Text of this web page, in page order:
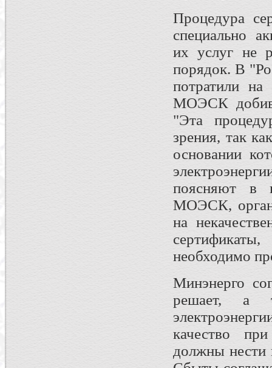
Процедура
специально
их услуг не
порядок. В
потратили
МОЭСК
"Эта
зрения, так
основании
поясняют в
МОЭСК, орган
на
необходимо
Минэнерго
решает, а
качество
должны нести